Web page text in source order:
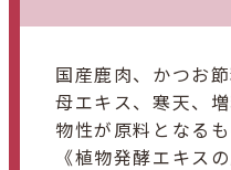
国産鹿肉、かつお
母エキス、寒天、
物性が原料となる
《植物発酵エキスの